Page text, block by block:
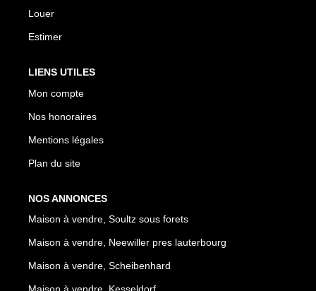
Louer
Estimer
LIENS UTILES
Mon compte
Nos honoraires
Mentions légales
Plan du site
NOS ANNONCES
Maison à vendre, Soultz sous forets
Maison à vendre, Neewiller pres lauterbourg
Maison à vendre, Scheibenhard